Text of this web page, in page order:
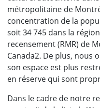
métropolitaine de
concentration de la
soit 34 745 dans la
recensement (RMR) de
Canada2. De plus, nous
son espace est plus
en réserve qui sont
Dans le cadre de notre